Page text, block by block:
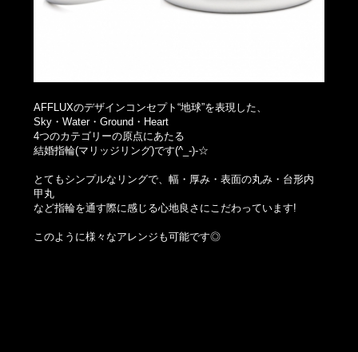
AFFLUXのデザインコンセプト“地球”を表現した、
Sky・Water・Ground・Heart
4つのカテゴリーの原点にあたる
結婚指輪(マリッジリング)です(^_-)-☆
とてもシンプルなリングで、幅・厚み・表面の丸み・台形内
甲丸
など指輪を通す際に感じる心地良さにこだわっています!
このように様々なアレンジも可能です◎